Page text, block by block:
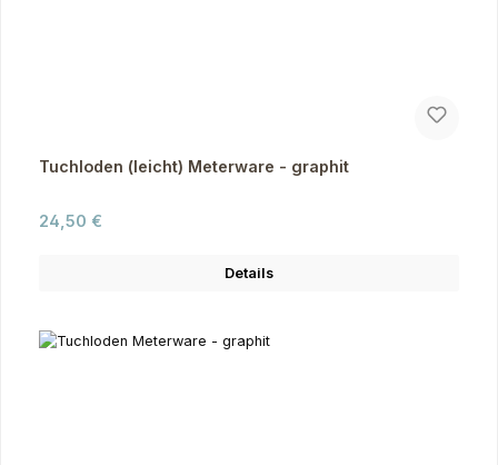
Tuchloden (leicht) Meterware - graphit
Regulärer Preis:
24,50 €
Details